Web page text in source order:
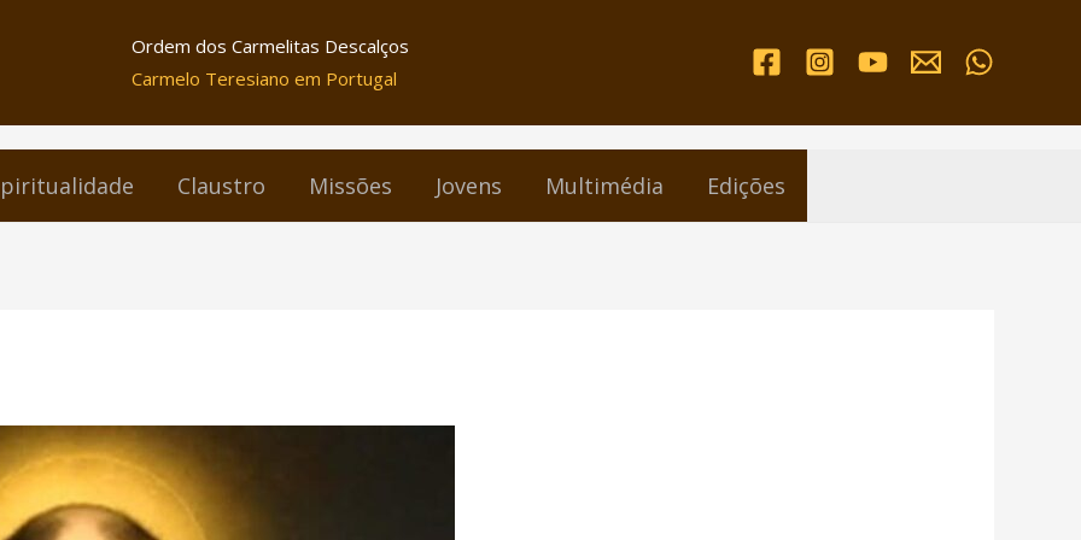
Ordem dos Carmelitas Descalços
Carmelo Teresiano em Portugal
Claustro Missões Jovens Multimédia Edições